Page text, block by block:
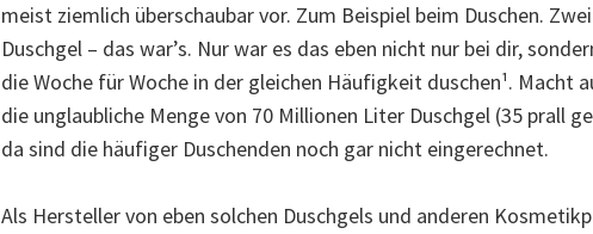
meist ziemlich überschaubar vor. Zum Beispiel beim Duschen.
Duschgel – das war’s. Nur war es das eben nicht nur bei dir,
die Woche für Woche in der gleichen Häufigkeit duschen¹. Macht
die unglaubliche Menge von 70 Millionen Liter Duschgel (35 prall
da sind die häufiger Duschenden noch gar nicht eingerechnet.
Als Hersteller von eben solchen Duschgels und anderen